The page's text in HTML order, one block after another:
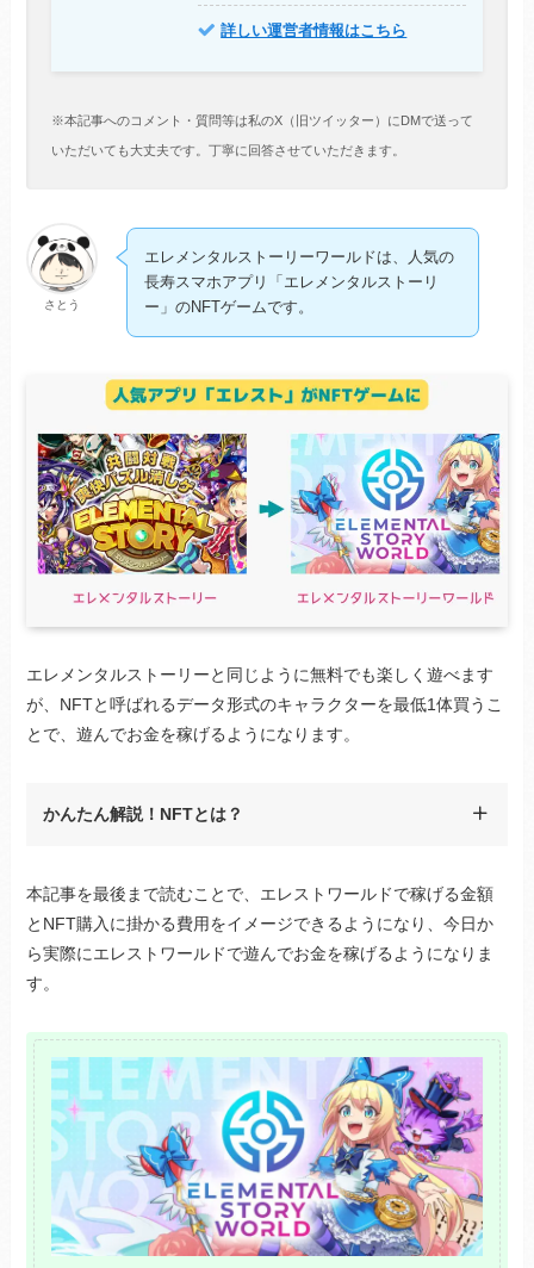
詳しい運営者情報はこちら
※本記事へのコメント・質問等は私のX（旧ツイッター）にDMで送って
いただいても大丈夫です。丁寧に回答させていただきます。
さとう
エレメンタルストーリーワールドは、人気の
長寿スマホアプリ「エレメンタルストーリ
ー」のNFTゲームです。
エレメンタルストーリーと同じように無料でも楽しく遊べます
が、NFTと呼ばれるデータ形式のキャラクターを最低1体買うこ
とで、遊んでお金を稼げるようになります。
かんたん解説！NFTとは？
本記事を最後まで読むことで、エレストワールドで稼げる金額
とNFT購入に掛かる費用をイメージできるようになり、今日か
ら実際にエレストワールドで遊んでお金を稼げるようになりま
す。